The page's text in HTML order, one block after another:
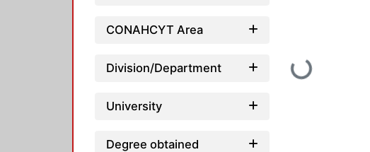
CONAHCYT Area
Division/Department
University
Degree obtained
Loading...